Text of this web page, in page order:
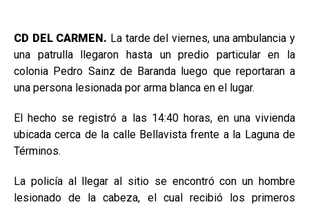
CD DEL CARMEN. La tarde del viernes, una ambulancia y
una patrulla llegaron hasta un predio particular en la
colonia Pedro Sainz de Baranda luego que reportaran a
una persona lesionada por arma blanca en el lugar.
El hecho se registró a las 14:40 horas, en una vivienda
ubicada cerca de la calle Bellavista frente a la Laguna de
Términos.
La policía al llegar al sitio se encontró con un hombre
lesionado de la cabeza, el cual recibió los primeros